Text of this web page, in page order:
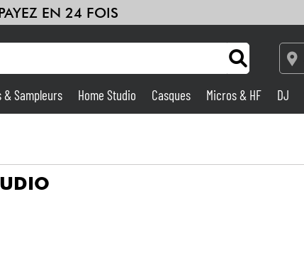
EN 24 FOIS
Home Studio
& Sampleurs Home Studio Casques Micros & HF DJ